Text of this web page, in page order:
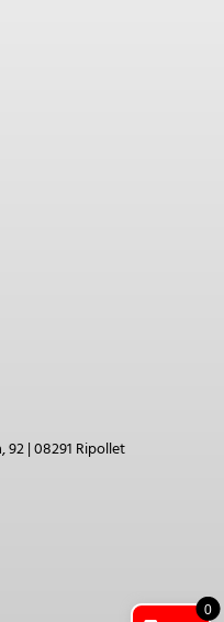
| 08291 Ripollet
0